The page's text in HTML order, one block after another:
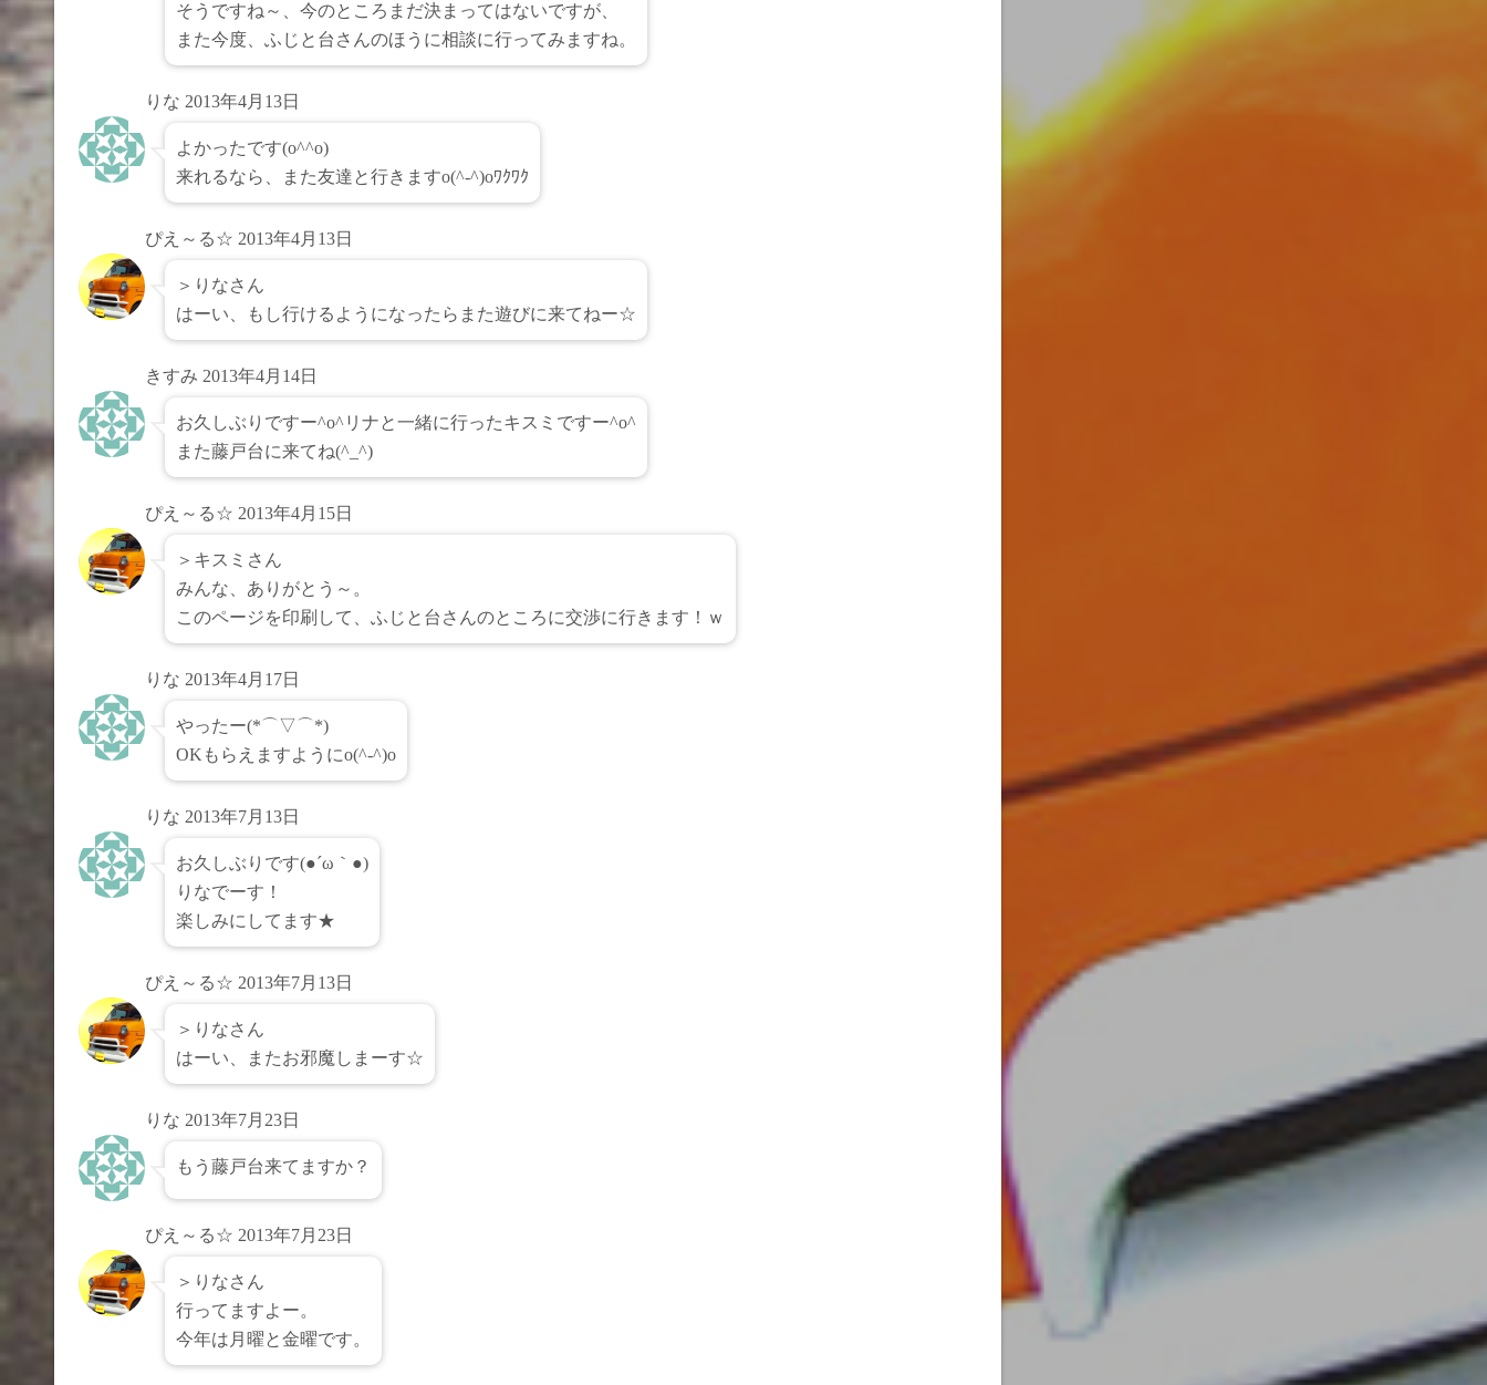
そうですね～、今のところまだ決まってはないですが、
また今度、ふじと台さんのほうに相談に行ってみますね。
りな 2013年4月13日
よかったです(o^^o)
来れるなら、また友達と行きますo(^-^)oﾜｸﾜｸ
ぴえ～る☆ 2013年4月13日
＞りなさん
はーい、もし行けるようになったらまた遊びに来てねー☆
きすみ 2013年4月14日
お久しぶりですー^o^リナと一緒に行ったキスミですー^o^
また藤戸台に来てね(^_^)
ぴえ～る☆ 2013年4月15日
＞キスミさん
みんな、ありがとう～。
このページを印刷して、ふじと台さんのところに交渉に行きます！ｗ
りな 2013年4月17日
やったー(*⌒▽⌒*)
OKもらえますようにo(^-^)o
りな 2013年7月13日
お久しぶりです(●´ω｀●)
りなでーす！
楽しみにしてます★
ぴえ～る☆ 2013年7月13日
＞りなさん
はーい、またお邪魔しまーす☆
りな 2013年7月23日
もう藤戸台来てますか？
ぴえ～る☆ 2013年7月23日
＞りなさん
行ってますよー。
今年は月曜と金曜です。